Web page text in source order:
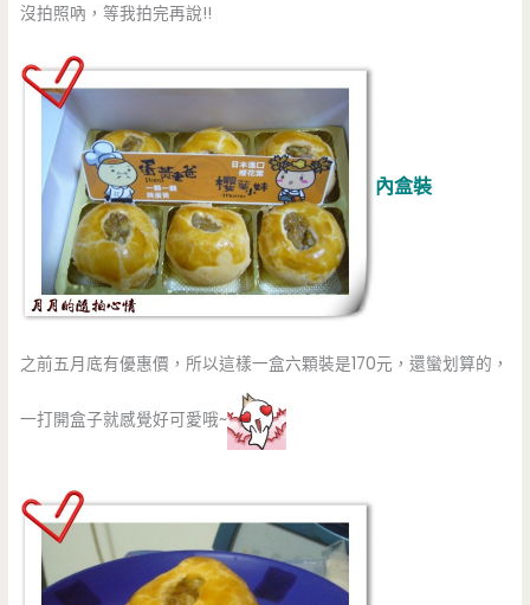
沒拍照吶，等我拍完再說!!
內盒裝
之前五月底有優惠價，所以這樣一盒六顆裝是170元，還蠻划算的，
一打開盒子就感覺好可愛哦~